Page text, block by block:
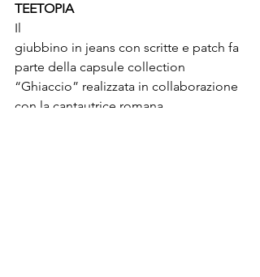
TEETOPIA
Il
giubbino in jeans con scritte e patch fa
parte della capsule collection
“Ghiaccio” realizzata in collaborazione
con la cantautrice romana